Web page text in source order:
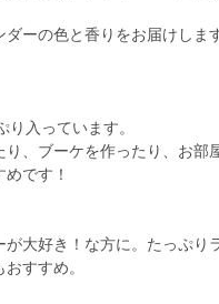
ーの色と香りをお届けします
入っています。
、ブーケを作ったり、お部
です！
大好き！な方に。たっぷり
すすめ。